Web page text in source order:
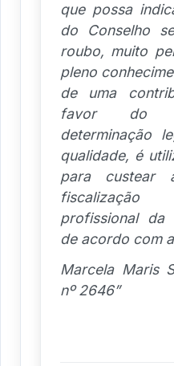
que possa
do Conselho
roubo, muito
pleno
de uma
favor do
determinação
qualidade, é
para custear
profissional da
de acordo com
Marcela Maris
nº 2646”